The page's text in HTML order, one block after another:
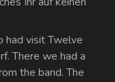
had visit Twelve
There we had a
the band. The